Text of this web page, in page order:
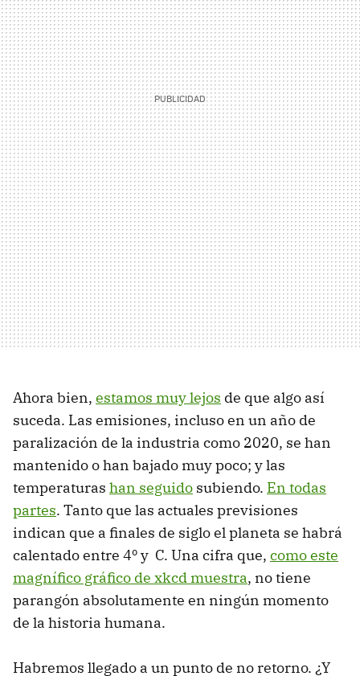
Ahora bien, estamos muy lejos de que algo así
suceda. Las emisiones, incluso en un año de
paralización de la industria como 2020, se han
mantenido o han bajado muy poco; y las
temperaturas han seguido subiendo. En todas
partes. Tanto que las actuales previsiones
indican que a finales de siglo el planeta se habrá
calentado entre 4º y C. Una cifra que, como este
magnífico gráfico de xkcd muestra, no tiene
parangón absolutamente en ningún momento
de la historia humana.
Habremos llegado a un punto de no retorno. ¿Y